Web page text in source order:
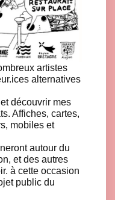
artistes
alternatives
découvrir mes
Affiches, cartes,
mobiles et
autour du
et des autres
à cette occasion
public du